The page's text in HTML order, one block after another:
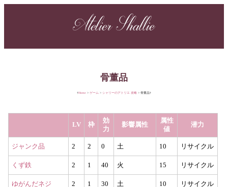
Atelier Shallie
骨董品
Home ゲーム シャリーのアトリエ 攻略 骨董品
LV 枠
効
力
影響属性
属性
値
潜力
ジャンク品 2 2 0 土 10 リサイクル
くず鉄 2 1 40 火 15 リサイクル
ゆがんだネジ 2 1 30 土 10 リサイクル